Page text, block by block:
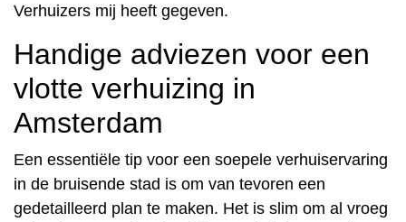
Verhuizers mij heeft gegeven.
Handige adviezen voor een
vlotte verhuizing in
Amsterdam
Een essentiële tip voor een soepele verhuiservaring
in de bruisende stad is om van tevoren een
gedetailleerd plan te maken. Het is slim om al vroeg